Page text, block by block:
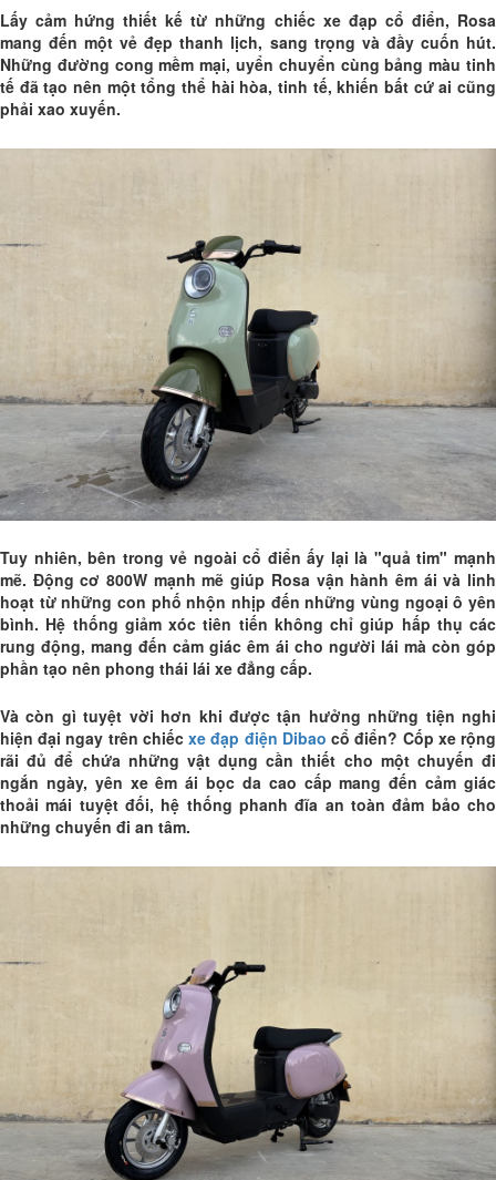
Lấy cảm hứng thiết kế từ những chiếc xe đạp cổ điển, Rosa
mang đến một vẻ đẹp thanh lịch, sang trọng và đầy cuốn hút.
Những đường cong mềm mại, uyển chuyển cùng bảng màu tinh
tế đã tạo nên một tổng thể hài hòa, tinh tế, khiến bất cứ ai cũng
phải xao xuyến.
Tuy nhiên, bên trong vẻ ngoài cổ điển ấy lại là "quả tim" mạnh
mẽ. Động cơ 800W mạnh mẽ giúp Rosa vận hành êm ái và linh
hoạt từ những con phố nhộn nhịp đến những vùng ngoại ô yên
bình. Hệ thống giảm xóc tiên tiến không chỉ giúp hấp thụ các
rung động, mang đến cảm giác êm ái cho người lái mà còn góp
phần tạo nên phong thái lái xe đẳng cấp.
Và còn gì tuyệt vời hơn khi được tận hưởng những tiện nghi
hiện đại ngay trên chiếcxe đạp điện Dibao cổ điển? Cốp xe rộng
rãi đủ để chứa những vật dụng cần thiết cho một chuyến đi
ngắn ngày, yên xe êm ái bọc da cao cấp mang đến cảm giác
thoải mái tuyệt đối, hệ thống phanh đĩa an toàn đảm bảo cho
những chuyến đi an tâm.